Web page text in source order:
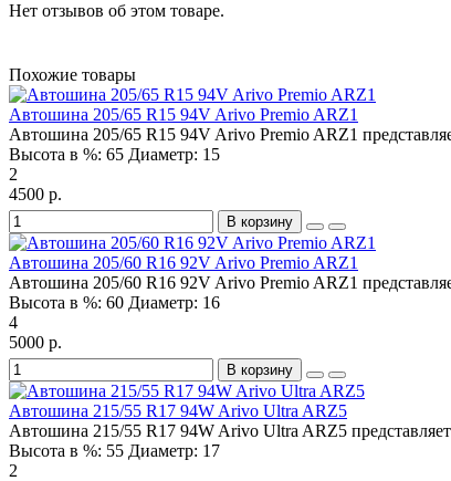
Нет отзывов об этом товаре.
Похожие товары
Автошина 205/65 R15 94V Arivo Premio ARZ1
Автошина 205/65 R15 94V Arivo Premio ARZ1
Высота в %: 65 Диаметр: 15
2
4500 р.
В корзину
Автошина 205/60 R16 92V Arivo Premio ARZ1
Автошина 205/60 R16 92V Arivo Premio ARZ1
Высота в %: 60 Диаметр: 16
4
5000 р.
В корзину
Автошина 215/55 R17 94W Arivo Ultra ARZ5
Автошина 215/55 R17 94W Arivo Ultra ARZ5
Высота в %: 55 Диаметр: 17
2